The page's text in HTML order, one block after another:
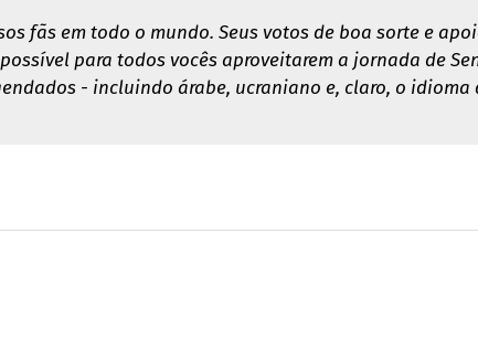
fãs em todo o mundo. Seus votos de boa sorte e
para todos vocês aproveitarem a jornada de
- incluindo árabe, ucraniano e, claro, o idioma